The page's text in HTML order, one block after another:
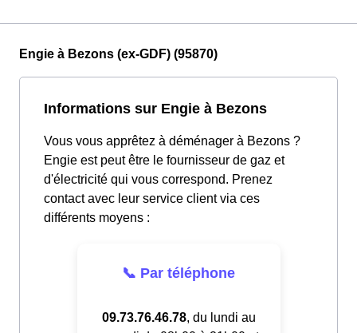
Engie à Bezons (ex-GDF) (95870)
Informations sur Engie à Bezons
Vous vous apprêtez à déménager à Bezons ?
Engie est peut être le fournisseur de gaz et
d'électricité qui vous correspond. Prenez
contact avec leur service client via ces
différents moyens :
📞 Par téléphone
09.73.76.46.78, du lundi au